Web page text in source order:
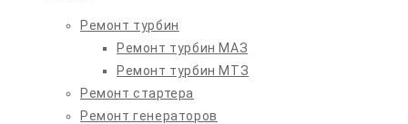
Ремонт турбин
Ремонт турбин МАЗ
Ремонт турбин МТЗ
Ремонт стартера
Ремонт генераторов